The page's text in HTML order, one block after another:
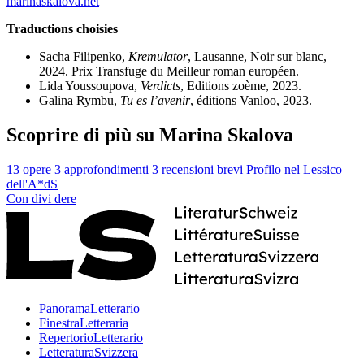
Traductions choisies
Sacha Filipenko, Kremulator, Lausanne, Noir sur blanc,
2024. Prix Transfuge du Meilleur roman européen.
Lida Youssoupova, Verdicts, Editions zoème, 2023.
Galina Rymbu, Tu es l’avenir, éditions Vanloo, 2023.
Scoprire di più su Marina Skalova
13 opere 3 approfondimenti 3 recensioni brevi Profilo nel Lessico
dell'A*dS
Con divi dere
PanoramaLetterario
FinestraLetteraria
RepertorioLetterario
LetteraturaSvizzera